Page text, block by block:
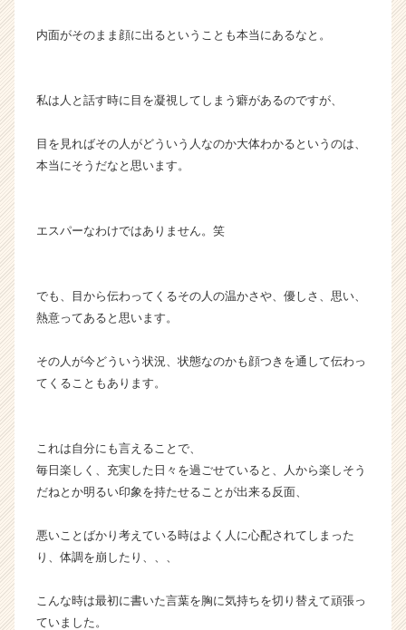
内面がそのまま顔に出るということも本当にあるなと。
私は人と話す時に目を凝視してしまう癖があるのですが、
目を見ればその人がどういう人なのか大体わかるというのは、
本当にそうだなと思います。
エスパーなわけではありません。笑
でも、目から伝わってくるその人の温かさや、優しさ、思い、
熱意ってあると思います。
その人が今どういう状況、状態なのかも顔つきを通して伝わっ
てくることもあります。
これは自分にも言えることで、
毎日楽しく、充実した日々を過ごせていると、人から楽しそう
だねとか明るい印象を持たせることが出来る反面、
悪いことばかり考えている時はよく人に心配されてしまった
り、体調を崩したり、、、
こんな時は最初に書いた言葉を胸に気持ちを切り替えて頑張っ
ていました。